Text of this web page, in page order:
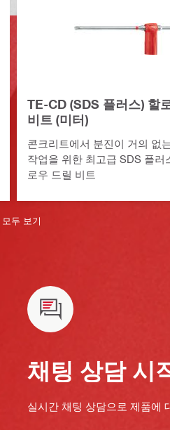
TE-CD (SDS 플러스) 할
비트 (미터)
콘크리트에서 분진이 거의 없
작업을 위한 최고급 SDS 플러
로우 드릴 비트
모두 보기
채팅 상담 시
실시간 채팅 상담으로 제품에